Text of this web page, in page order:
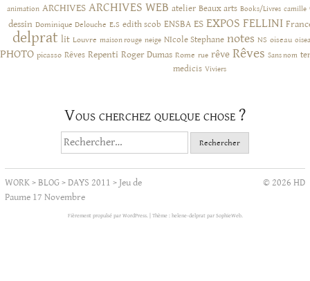
animation ARCHIVES ARCHIVES WEB atelier Beaux arts Books/Livres camille
dessin Dominique Delouche E.S edith scob ENSBA ES EXPOS FELLINI
delprat lit Louvre maison rouge neige NIcole Stephane notes NS oiseau
PHOTO picasso Rêves Repenti Roger Dumas Rome rue rêve Rêves Sans nom
medicis Viviers
Vous cherchez quelque chose ?
Rechercher :
WORK>BLOG>DAYS 2011 >Jeu de
Paume 17 Novembre
© 2026 HD
Fièrement propulsé par WordPress. Thème : helene-delprat par SophieWeb.